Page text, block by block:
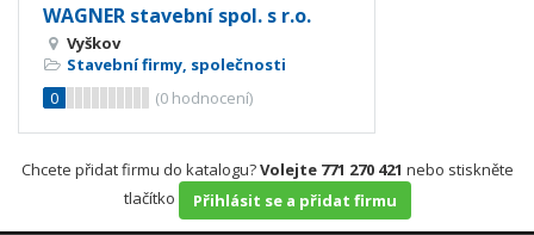
WAGNER stavební spol. s r.o.
Vyškov
Stavební firmy, společnosti
0
(0 hodnocení)
Chcete přidat firmu do katalogu?Volejte 771 270 421 nebo stiskněte
tlačítko
Přihlásit se a přidat firmu